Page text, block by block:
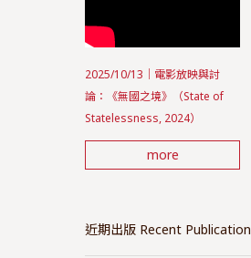
2025/10/13｜電影放映與討
論：《無國之境》（State of
Statelessness, 2024）
more
近期出版 Recent Publication